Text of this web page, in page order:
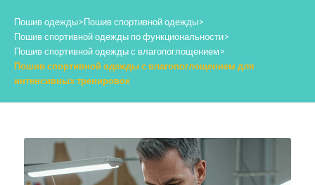
Пошив одежды>Пошив спортивной одежды>
Пошив спортивной одежды по функциональности>
Пошив спортивной одежды с влагопоглощением>
Пошив спортивной одежды с влагопоглощением для
интенсивных тренировок